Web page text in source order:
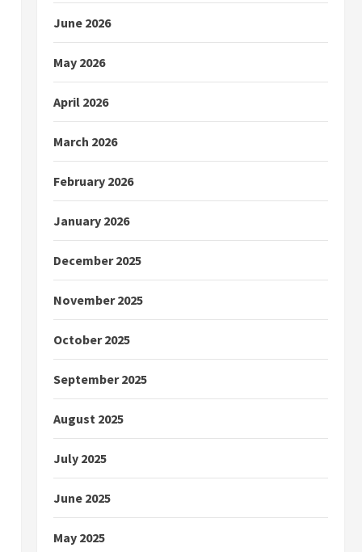
June 2026
May 2026
April 2026
March 2026
February 2026
January 2026
December 2025
November 2025
October 2025
September 2025
August 2025
July 2025
June 2025
May 2025